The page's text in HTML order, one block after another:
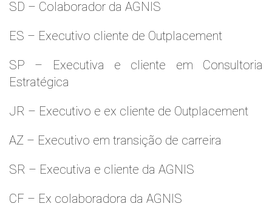
SD – Colaborador da AGNIS
ES – Executivo cliente de Outplacement
SP – Executiva e cliente em Consultoria
Estratégica
JR – Executivo e ex cliente de Outplacement
AZ – Executivo em transição de carreira
SR – Executiva e cliente da AGNIS
CF – Ex colaboradora da AGNIS